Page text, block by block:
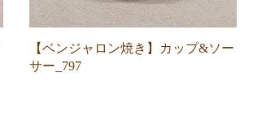
【ベンジャロン焼き】カップ&ソー
サー_797